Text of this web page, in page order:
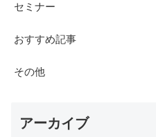
セミナー
おすすめ記事
その他
アーカイブ